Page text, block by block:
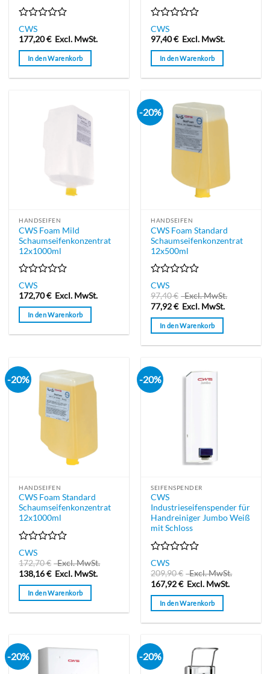
Bewertet
mit
0
von
5
CWS
177,20€ Excl. MwSt.
In den Warenkorb
Bewertet
mit
0
von
5
CWS
97,40€ Excl. MwSt.
In den Warenkorb
HANDSEIFEN
CWS Foam Mild
Schaumseifenkonzentrat
12x1000ml
Bewertet
mit
0
von
5
CWS
172,70€ Excl. MwSt.
In den Warenkorb
-20%
HANDSEIFEN
CWS Foam Standard
Schaumseifenkonzentrat
12x500ml
Bewertet
mit
0
von
5
CWS
97,40€
Excl. MwSt.
77,92€ Excl. MwSt.
In den Warenkorb
-20%
HANDSEIFEN
CWS Foam Standard
Schaumseifenkonzentrat
12x1000ml
Bewertet
mit
0
von
5
CWS
172,70€
Excl. MwSt.
138,16€ Excl. MwSt.
In den Warenkorb
-20%
SEIFENSPENDER
CWS
Industrieseifenspender für
Handreiniger Jumbo Weiß
mit Schloss
Bewertet
mit
0
von
5
CWS
209,90€
Excl. MwSt.
167,92€ Excl. MwSt.
In den Warenkorb
-20% -20%